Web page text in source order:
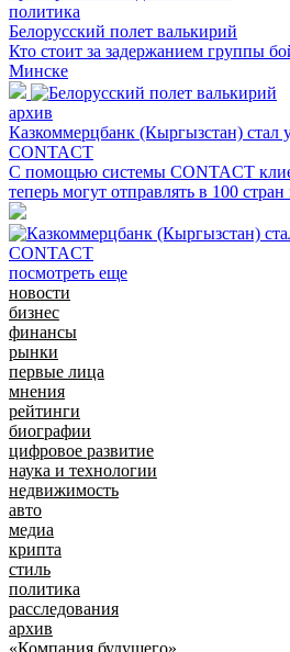
политика
Белорусский полет валькирий
Кто стоит за задержанием группы
Минске
архив
Казкоммерцбанк (Кыргызстан) стал
CONTACT
С помощью системы CONTACT
теперь могут отправлять в 100
посмотреть еще
новости
бизнес
финансы
рынки
первые лица
мнения
рейтинги
биографии
цифровое развитие
наука и технологии
недвижимость
авто
медиа
крипта
стиль
политика
расследования
архив
«Компания будущего»